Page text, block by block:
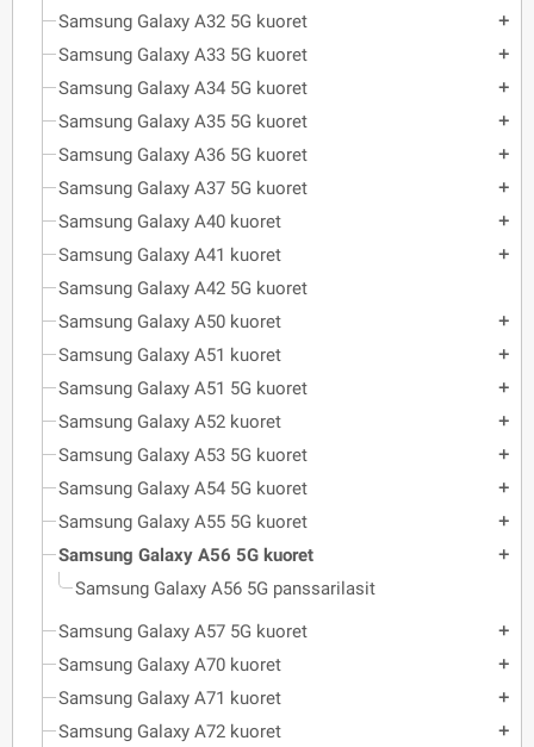
Samsung Galaxy A32 5G kuoret add
Samsung Galaxy A33 5G kuoret add
Samsung Galaxy A34 5G kuoret add
Samsung Galaxy A35 5G kuoret add
Samsung Galaxy A36 5G kuoret add
Samsung Galaxy A37 5G kuoret add
Samsung Galaxy A40 kuoret add
Samsung Galaxy A41 kuoret add
Samsung Galaxy A42 5G kuoret
Samsung Galaxy A50 kuoret
add
Samsung Galaxy A51 kuoret add
Samsung Galaxy A51 5G kuoret add
Samsung Galaxy A52 kuoret add
Samsung Galaxy A53 5G kuoret add
Samsung Galaxy A54 5G kuoret add
Samsung Galaxy A55 5G kuoret add
Samsung Galaxy A56 5G kuoret add
Samsung Galaxy A56 5G panssarilasit
Samsung Galaxy A57 5G kuoret
add
Samsung Galaxy A70 kuoret add
Samsung Galaxy A71 kuoret add
Samsung Galaxy A72 kuoret add